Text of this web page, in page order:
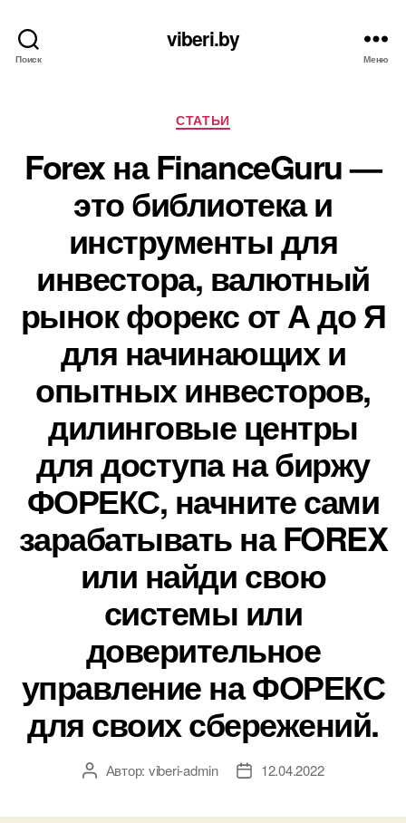
Поиск
viberi.by
Меню
Рубрики
СТАТЬИ
Forex на FinanceGuru —
это библиотека и
инструменты для
инвестора, валютный
рынок форекс от А до Я
для начинающих и
опытных инвесторов,
дилинговые центры
для доступа на биржу
ФОРЕКС, начните сами
зарабатывать на FOREX
или найди свою
системы или
доверительное
управление на ФОРЕКС
для своих сбережений.
АвторАвтор: viberi-admin
Дата12.04.2022